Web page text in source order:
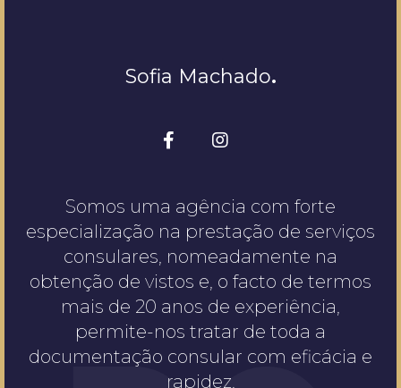
Sofia Machado.
Somos uma agência com forte
especialização na prestação de serviços
consulares, nomeadamente na
obtenção de vistos e, o facto de termos
mais de 20 anos de experiência,
permite-nos tratar de toda a
documentação consular com eficácia e
rapidez.